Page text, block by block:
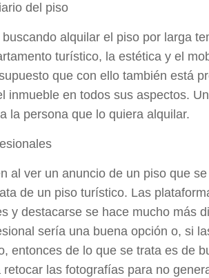
del piso
alquilar el piso por larga
turístico, la estética y el
que con ello también está
inmueble en todos sus aspectos.
la persona que lo quiera alquilar.
al ver un anuncio de un piso que
de un piso turístico. Las
y destacarse se hace mucho más
sería una buena opción o, si
entonces de lo que se trata es de
retocar las fotografías para no